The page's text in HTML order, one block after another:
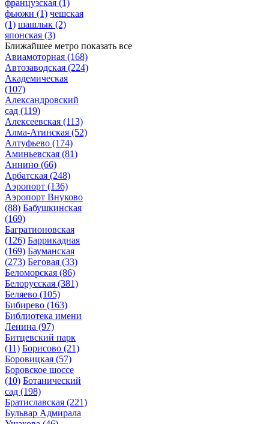
французская (1)
фьюжн (1) чешская
(1) шашлык (2)
японская (3)
Ближайшее метро показать все
Авиамоторная (168)
Автозаводская (224)
Академическая
(107)
Александровский
сад (119)
Алексеевская (113)
Алма-Атинская (52)
Алтуфьево (174)
Аминьевская (81)
Аннино (66)
Арбатская (248)
Аэропорт (136)
Аэропорт Внуково
(88) Бабушкинская
(169)
Багратионовская
(126) Баррикадная
(169) Бауманская
(273) Беговая (33)
Беломорская (86)
Белорусская (381)
Беляево (105)
Бибирево (163)
Библиотека имени
Ленина (97)
Битцевский парк
(11) Борисово (21)
Боровицкая (57)
Боровское шоссе
(10) Ботанический
сад (198)
Братиславская (221)
Бульвар Адмирала